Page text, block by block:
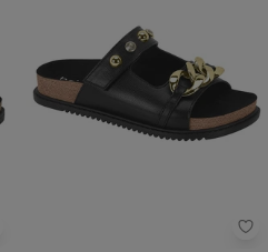
- Chinelo Moleca